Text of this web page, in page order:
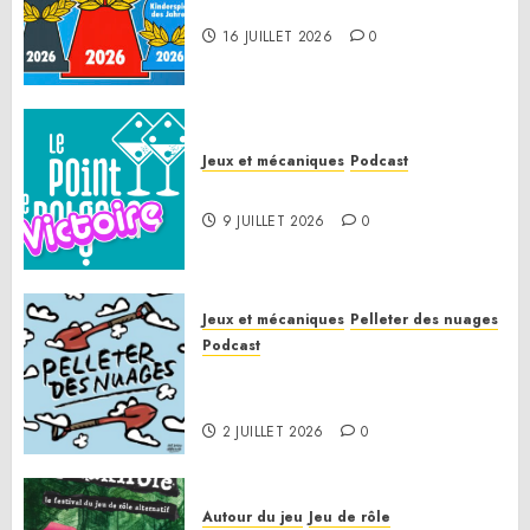
16 JUILLET 2026 0
Jeux et mécaniques Podcast
9 JUILLET 2026 0
Jeux et mécaniques Pelleter des nuages
Podcast
2 JUILLET 2026 0
Autour du jeu Jeu de rôle